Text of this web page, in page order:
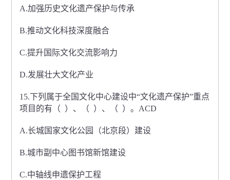
A.加强历史文化遗产保护与传承
B.推动文化科技深度融合
C.提升国际文化交流影响力
D.发展壮大文化产业
15.下列属于全国文化中心建设中“文化遗产保护”重点
项目的有（ ）、（ ）、（ ）。ACD
A.长城国家文化公园（北京段）建设
B.城市副中心图书馆新馆建设
C.中轴线申遗保护工程